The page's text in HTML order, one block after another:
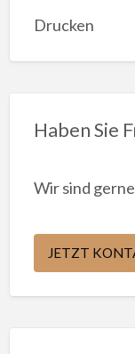
Drucken
Haben Sie
Wir sind
JETZT